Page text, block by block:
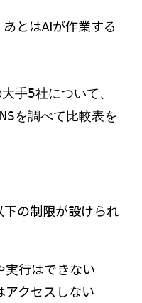
とはAIが作業する
手5社について、
を調べて比較表を
の制限が設けられ
実行はできない
クセスしない